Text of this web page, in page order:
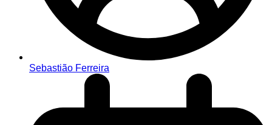
Sebastião Ferreira